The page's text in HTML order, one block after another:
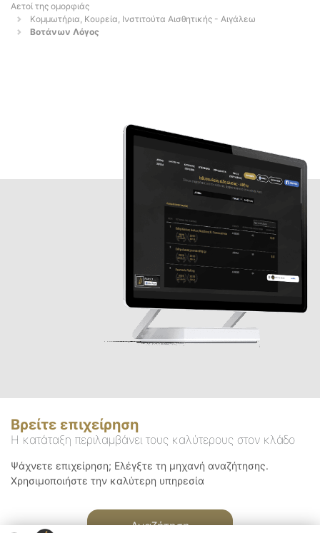
Αετοί της ομορφιάς
Κομμωτήρια, Κουρεία, Ινστιτούτα Αισθητικής - Αιγάλεω
Βοτάνων Λόγος
Βρείτε επιχείρηση
Η κατάταξη περιλαμβάνει τους καλύτερους στον κλάδο
Ψάχνετε επιχείρηση; Ελέγξτε τη μηχανή αναζήτησης.
Χρησιμοποιήστε την καλύτερη υπηρεσία
Αναζήτηση